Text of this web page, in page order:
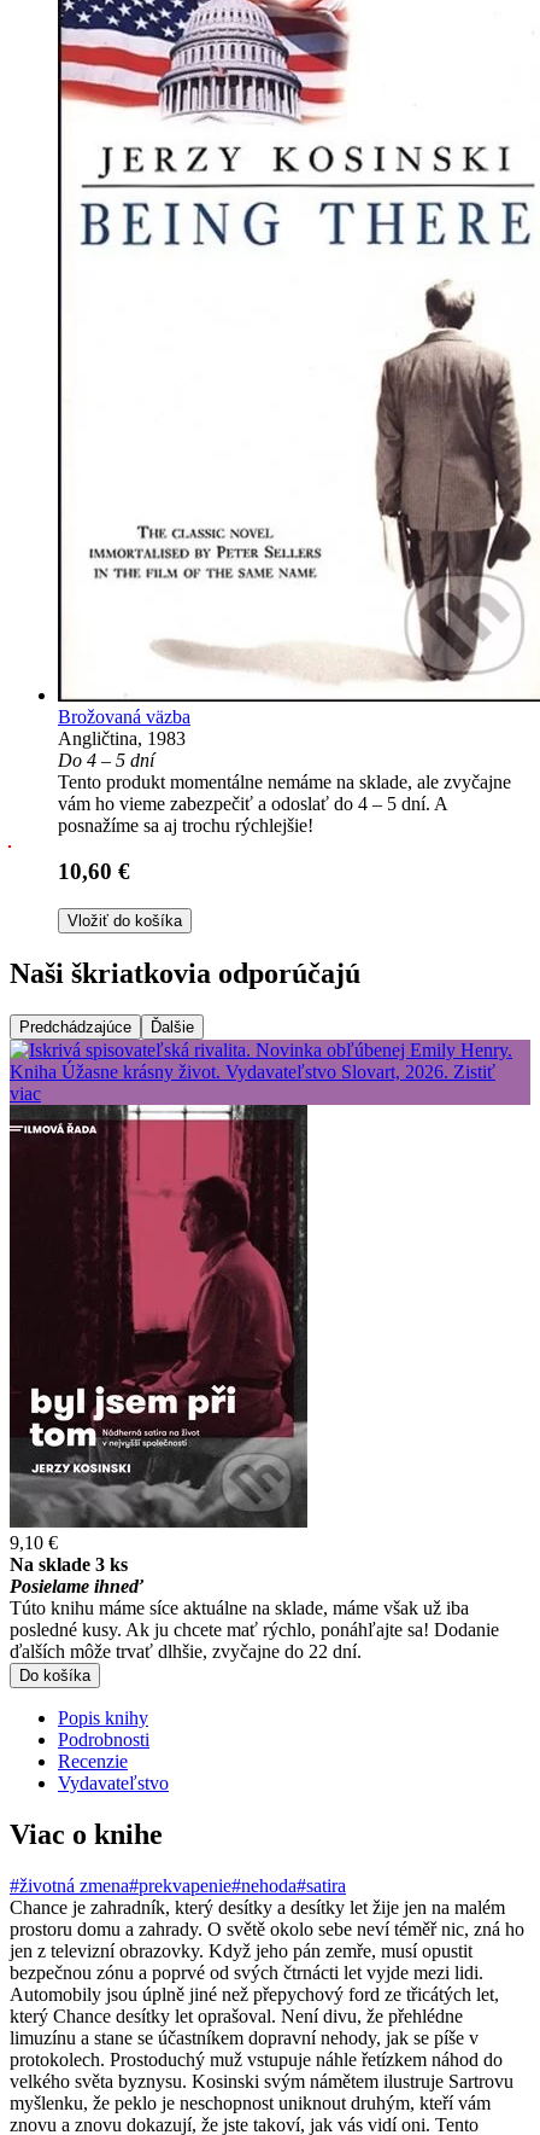
Brožovaná väzba
Angličtina, 1983
Do 4 – 5 dní
Tento produkt momentálne nemáme na sklade, ale zvyčajne
vám ho vieme zabezpečiť a odoslať do 4 – 5 dní. A
posnažíme sa aj trochu rýchlejšie!
10,60 €
Vložiť do košíka
Naši škriatkovia odporúčajú
Predchádzajúce Ďalšie
9,10 €
Na sklade 3 ks
Posielame ihneď
Túto knihu máme síce aktuálne na sklade, máme však už iba
posledné kusy. Ak ju chcete mať rýchlo, ponáhľajte sa! Dodanie
ďalších môže trvať dlhšie, zvyčajne do 22 dní.
Do košíka
Popis knihy
Podrobnosti
Recenzie
Vydavateľstvo
Viac o knihe
#životná zmena#prekvapenie#nehoda#satira
Chance je zahradník, který desítky a desítky let žije jen na malém
prostoru domu a zahrady. O světě okolo sebe neví téměř nic, zná ho
jen z televizní obrazovky. Když jeho pán zemře, musí opustit
bezpečnou zónu a poprvé od svých čtrnácti let vyjde mezi lidi.
Automobily jsou úplně jiné než přepychový ford ze třicátých let,
který Chance desítky let oprašoval. Není divu, že přehlédne
limuzínu a stane se účastníkem dopravní nehody, jak se píše v
protokolech. Prostoduchý muž vstupuje náhle řetízkem náhod do
velkého světa byznysu. Kosinski svým námětem ilustruje Sartrovu
myšlenku, že peklo je neschopnost uniknout druhým, kteří vám
znovu a znovu dokazují, že jste takoví, jak vás vidí oni. Tento